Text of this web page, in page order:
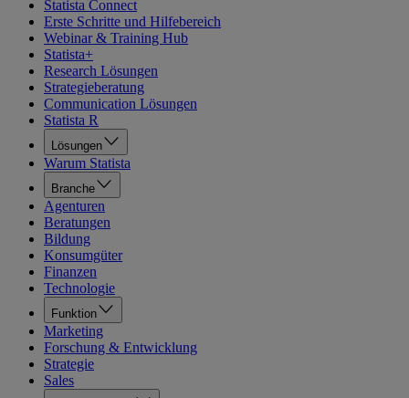
Statista Connect
Erste Schritte und Hilfebereich
Webinar & Training Hub
Statista+
Research Lösungen
Strategieberatung
Communication Lösungen
Statista R
Lösungen
Warum Statista
Branche
Agenturen
Beratungen
Bildung
Konsumgüter
Finanzen
Technologie
Funktion
Marketing
Forschung & Entwicklung
Strategie
Sales